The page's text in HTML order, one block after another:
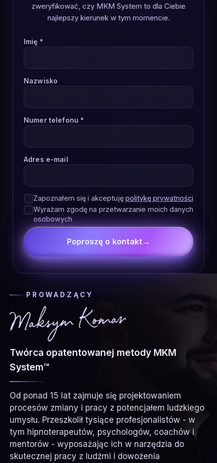
zweryfikować, czy MKM System to dla Ciebie
najlepszy kierunek w tym momencie.
Imię *
Nazwisko
Numer telefonu *
Adres e-mail
Zapoznałem się i akceptuję politykę prywatności
Wyrażam zgodę na przetwarzanie moich danych
osobowych
Poproszę o kontakt →
PROWADZĄCY
Twórca opatentowanej metody MKM
System™
Od ponad 15 lat zajmuje się projektowaniem
procesów zmiany i pracy z potencjałem ludzkiego
umysłu. Przeszkolił tysiące profesjonalistów - w
tym hipnoterapeutów, psychologów, coachów i
mentorów - wyposażając ich w narzędzia do
skutecznej pracy z ludźmi i dowożenia